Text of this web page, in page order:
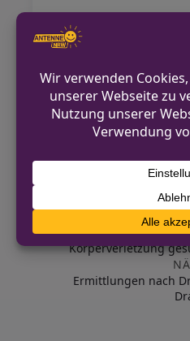
Kontakt für
Pressestelle
Kreispolizeibehörde
02271 81-3305
pressestelle.rhein-
kreis@polizei.nrw.de
VORHERIGER
Recklinghausen:
Körperverletzung
Ermittlungen nach